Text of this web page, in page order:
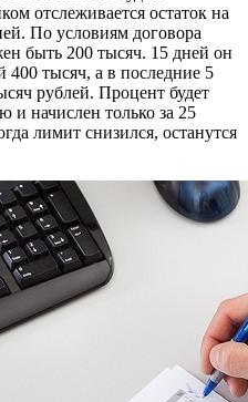
отслеживается остаток на
По условиям договора
быть 200 тысяч. 15 дней он
400 тысяч, а в последние 5
рублей. Процент будет
и начислен только за 25
лимит снизился, останутся